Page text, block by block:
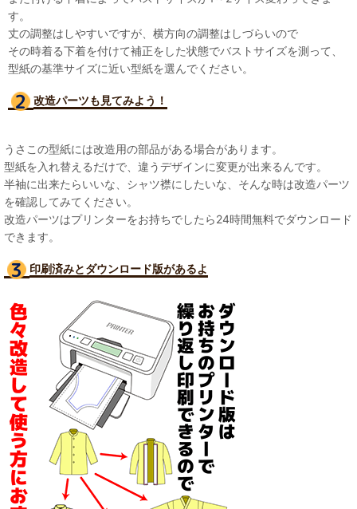
す。
丈の調整はしやすいですが、横方向の調整はしづらいので
その時着る下着を付けて補正をした状態でバストサイズを測って、
型紙の基準サイズに近い型紙を選んでください。
改造パーツも見てみよう！
うさこの型紙には改造用の部品がある場合があります。
型紙を入れ替えるだけで、違うデザインに変更が出来るんです。
半袖に出来たらいいな、シャツ襟にしたいな、そんな時は改造パーツ
を確認してみてください。
改造パーツはプリンターをお持ちでしたら24時間無料でダウンロード
できます。
印刷済みとダウンロード版があるよ